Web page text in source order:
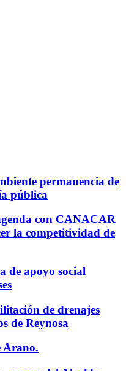
permanencia de
pública
con CANACAR
la competitividad de
de apoyo social
de drenajes
de Reynosa
Arano.